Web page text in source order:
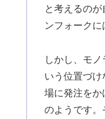
と考えるの
ンフォークに
しかし、モ
いう位置づ
場に発注を
のようです